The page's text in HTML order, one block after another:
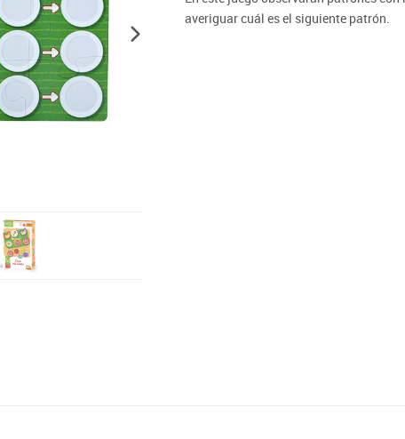
Lenguaje & idiomas
averiguar cuál es el siguiente patrón.